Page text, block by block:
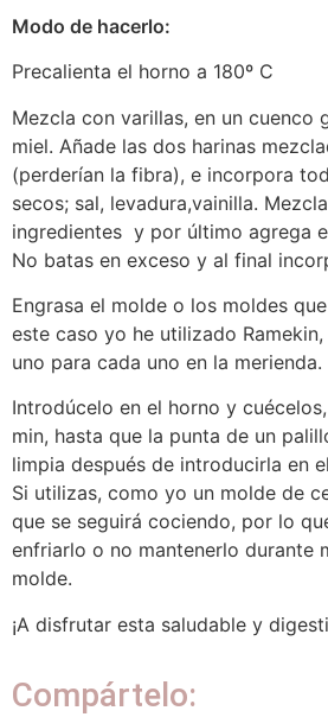
Modo de hacerlo:
Precalienta el horno a 180º C
Mezcla con varillas, en un cuenco
miel. Añade las dos harinas
(perderían la fibra), e incorpora
secos; sal, levadura,vainilla.
ingredientes y por último agrega
No batas en exceso y al final
Engrasa el molde o los moldes
este caso yo he utilizado
uno para cada uno en la merienda.
Introdúcelo en el horno y
min, hasta que la punta de un
limpia después de introducirla en
Si utilizas, como yo un molde de
que se seguirá cociendo, por lo
enfriarlo o no mantenerlo durante
molde.
¡A disfrutar esta saludable y
Compártelo: